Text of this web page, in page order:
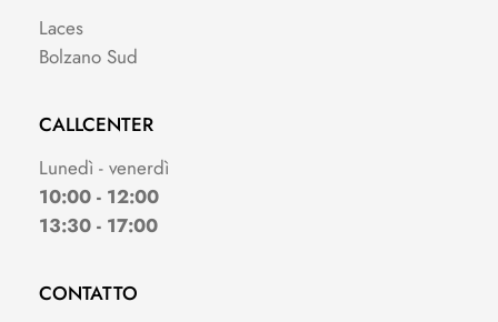
Laces
Bolzano Sud
CALLCENTER
Lunedì - venerdì
10:00 - 12:00
13:30 - 17:00
CONTATTO